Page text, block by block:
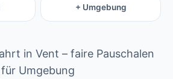
+ Umgebung
in Vent – faire Pauschalen
für Umgebung